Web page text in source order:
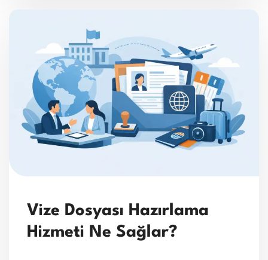
Vize Dosyası Hazırlama
Hizmeti Ne Sağlar?